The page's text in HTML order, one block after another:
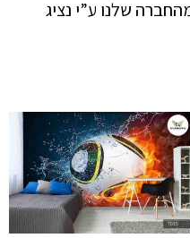
שלנו ע”י נציג